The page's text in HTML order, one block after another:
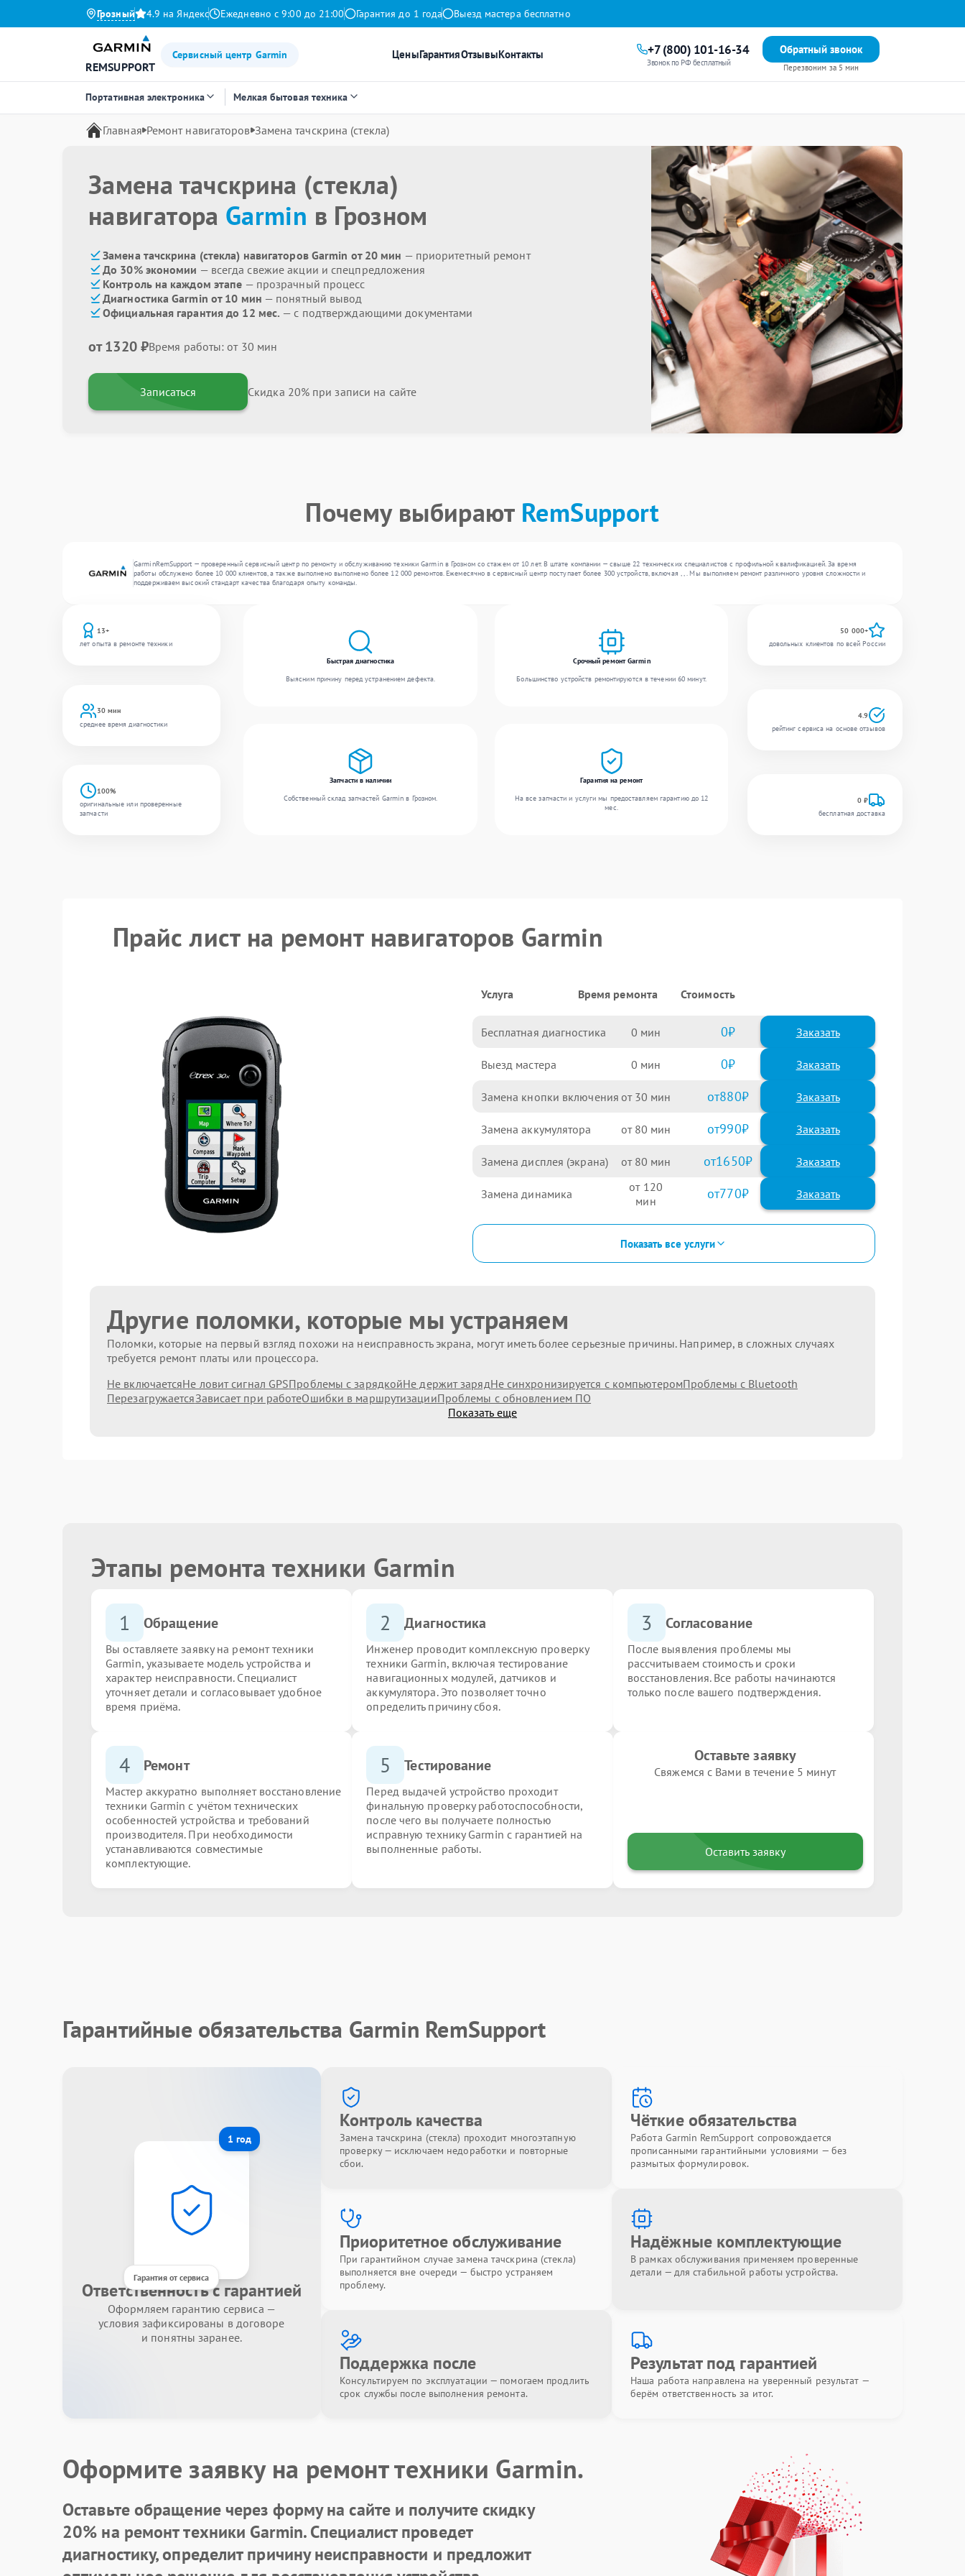
Грозный 4.9 на Яндекс Ежедневно с 9:00 до 21:00 Гарантия до 1 года Выезд мастера бесплатно
REMSUPPORT
Сервисный центр Garmin ЦеныГарантияОтзывыКонтакты +7 (800) 101-16-34
Звонок по РФ бесплатный
Обратный звонок
Перезвоним за 5 мин
Портативная электроника Мелкая бытовая техника
Главная Ремонт навигаторов Замена тачскрина (стекла)
Замена тачскрина (стекла)
навигатора Garmin в Грозном
Замена тачскрина (стекла) навигаторов Garmin от 20 мин — приоритетный ремонт
До 30% экономии — всегда свежие акции и спецпредложения
Контроль на каждом этапе — прозрачный процесс
Диагностика Garmin от 10 мин — понятный вывод
Официальная гарантия до 12 мес. — с подтверждающими документами
от 1320 ₽Время работы: от 30 мин
Записаться Скидка 20% при записи на сайте
Почему выбирают RemSupport
GarminRemSupport — проверенный сервисный центр по ремонту и обслуживанию техники Garmin в Грозном со стажем от 10 лет. В штате компании — свыше 22 технических специалистов с профильной квалификацией. За время
работы обслужено более 10 000 клиентов, а также выполнено выполнено более 12 000 ремонтов. Ежемесячно в сервисный центр поступает более 300 устройств, включая , , . Мы выполняем ремонт различного уровня сложности и
поддерживаем высокий стандарт качества благодаря опыту команды.
13+
лет опыта в ремонте техники
30 мин
среднее время диагностики
100%
оригинальные или проверенные
запчасти
Быстрая диагностика
Выясним причину перед устранением дефекта.
Срочный ремонт Garmin
Большинство устройств ремонтируются в течении 60 минут.
Запчасти в наличии
Собственный склад запчастей Garmin в Грозном.
Гарантия на ремонт
На все запчасти и услуги мы предоставляем гарантию до 12
мес.
50 000+
довольных клиентов по всей России
4.9
рейтинг сервиса на основе отзывов
0 ₽
бесплатная доставка
Прайс лист на ремонт навигаторов Garmin
Услуга Время ремонта Стоимость
Бесплатная диагностика 0 0 Заказать
Выезд мастера 0 0 Заказать
Замена кнопки включения 30 880
Замена аккумулятора 80 990
Замена дисплея (экрана) 80 1650
Замена динамика 120 770
Показать все услуги
Другие поломки, которые мы устраняем
Поломки, которые на первый взгляд похожи на неисправность экрана, могут иметь более серьезные причины. Например, в сложных случаях
требуется ремонт платы или процессора.
Не включаетсяНе ловит сигнал GPSПроблемы с зарядкойНе держит зарядНе синхронизируется с компьютеромПроблемы с Bluetooth
ПерезагружаетсяЗависает при работеОшибки в маршрутизацииПроблемы с обновлением ПО
Показать еще
Этапы ремонта техники Garmin
1 Обращение
Вы оставляете заявку на ремонт техники
Garmin, указываете модель устройства и
характер неисправности. Специалист
уточняет детали и согласовывает удобное
время приёма.
2 Диагностика
Инженер проводит комплексную проверку
техники Garmin, включая тестирование
навигационных модулей, датчиков и
аккумулятора. Это позволяет точно
определить причину сбоя.
3 Согласование
После выявления проблемы мы
рассчитываем стоимость и сроки
восстановления. Все работы начинаются
только после вашего подтверждения.
4 Ремонт
Мастер аккуратно выполняет восстановление
техники Garmin с учётом технических
особенностей устройства и требований
производителя. При необходимости
устанавливаются совместимые
комплектующие.
5 Тестирование
Перед выдачей устройство проходит
финальную проверку работоспособности,
после чего вы получаете полностью
исправную технику Garmin с гарантией на
выполненные работы.
Оставьте заявку
Свяжемся с Вами в течение 5 минут
Оставить заявку
Гарантийные обязательства Garmin RemSupport
1 год
Гарантия от сервиса
Ответственность с гарантией
Оформляем гарантию сервиса —
условия зафиксированы в договоре
и понятны заранее.
Контроль качества
Замена тачскрина (стекла) проходит многоэтапную
проверку — исключаем недоработки и повторные
сбои.
Чёткие обязательства
Работа Garmin RemSupport сопровождается
прописанными гарантийными условиями — без
размытых формулировок.
Приоритетное обслуживание
При гарантийном случае замена тачскрина (стекла)
выполняется вне очереди — быстро устраняем
проблему.
Надёжные комплектующие
В рамках обслуживания применяем проверенные
детали — для стабильной работы устройства.
Поддержка после
Консультируем по эксплуатации — помогаем продлить
срок службы после выполнения ремонта.
Результат под гарантией
Наша работа направлена на уверенный результат —
берём ответственность за итог.
Оформите заявку на ремонт техники Garmin.
Оставьте обращение через форму на сайте и получите скидку
20% на ремонт техники Garmin. Специалист проведет
диагностику, определит причину неисправности и предложит